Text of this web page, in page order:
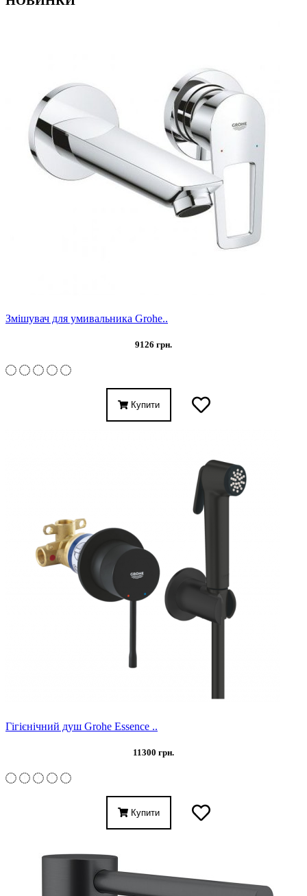
Змішувач для умивальника Grohe..
9126 грн.
Купити
Гігієнічний душ Grohe Essence ..
11300 грн.
Купити